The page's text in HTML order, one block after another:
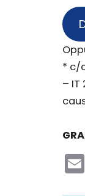
* c/
– IT